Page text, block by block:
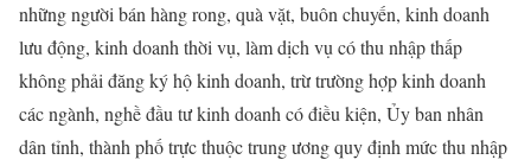
những người bán hàng rong, quà vặt, buôn chuyến, kinh doanh
lưu động, kinh doanh thời vụ, làm dịch vụ có thu nhập thấp
không phải đăng ký hộ kinh doanh, trừ trường hợp kinh doanh
các ngành, nghề đầu tư kinh doanh có điều kiện, Ủy ban nhân
dân tỉnh, thành phố trực thuộc trung ương quy định mức thu nhập